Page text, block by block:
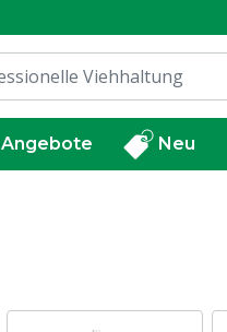
Angebote Neu